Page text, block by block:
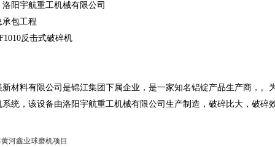
阳宇航重工机械有限公司
承包工程
反击式破碎机
材料有限公司是锦江集团下属企业，是一家知名铝锭产品生产商，
统，该设备由洛阳宇航重工机械有限公司生产制造，破碎比大，破
河鑫业球磨机项目